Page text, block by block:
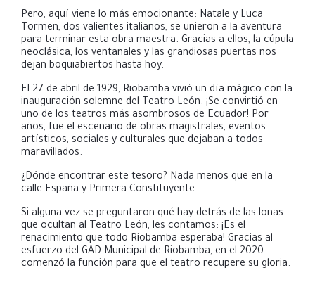
Pero, aquí viene lo más emocionante: Natale y Luca
Tormen, dos valientes italianos, se unieron a la aventura
para terminar esta obra maestra. Gracias a ellos, la cúpula
neoclásica, los ventanales y las grandiosas puertas nos
dejan boquiabiertos hasta hoy.
El 27 de abril de 1929, Riobamba vivió un día mágico con la
inauguración solemne del Teatro León. ¡Se convirtió en
uno de los teatros más asombrosos de Ecuador! Por
años, fue el escenario de obras magistrales, eventos
artísticos, sociales y culturales que dejaban a todos
maravillados.
¿Dónde encontrar este tesoro? Nada menos que en la
calle España y Primera Constituyente.
Si alguna vez se preguntaron qué hay detrás de las lonas
que ocultan al Teatro León, les contamos: ¡Es el
renacimiento que todo Riobamba esperaba! Gracias al
esfuerzo del GAD Municipal de Riobamba, en el 2020
comenzó la función para que el teatro recupere su gloria.